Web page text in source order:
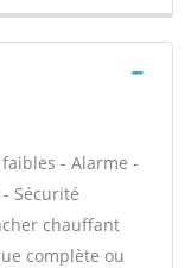
- Alarme -
Sécurité
chauffant
complète ou